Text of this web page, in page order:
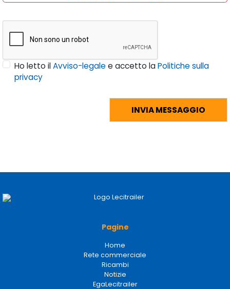
Ho letto ilAvviso-legalee accetto laPolitiche sulla
privacy
Pagine
Home
Rete commerciale
Ricambi
Notizie
EgaLecitrailer